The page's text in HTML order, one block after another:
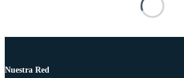
Nuestra Red